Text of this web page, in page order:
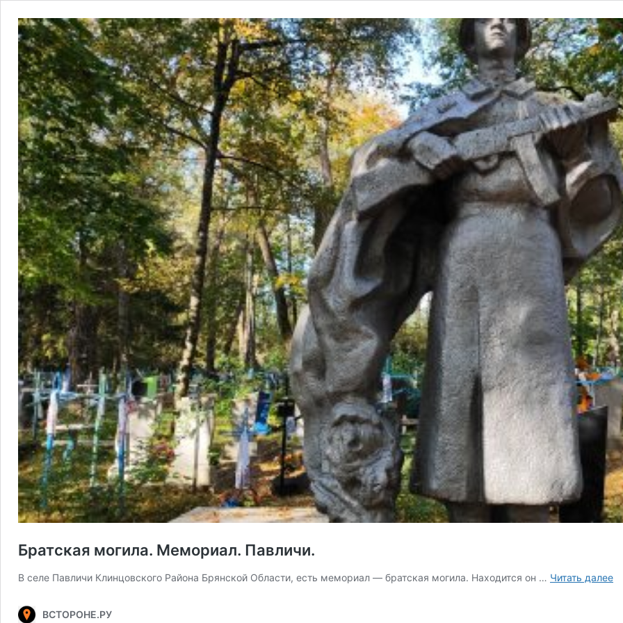
Братская могила. Мемориал. Павличи.
В селе Павличи Клинцовского Района Брянской Области, есть мемориал — братская могила. Находится он … Читать далее
ВСТОРОНЕ.РУ